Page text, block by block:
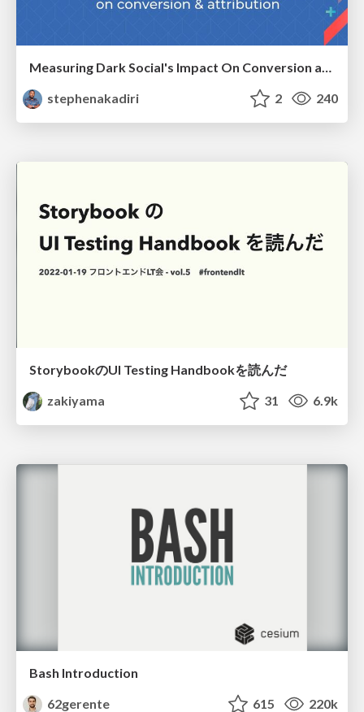
Measuring Dark Social's Impact On Conversion and Attribution
stephenakadiri
2 240
StorybookのUI Testing Handbookを読んだ
zakiyama
31 6.9k
Bash Introduction
62gerente
615 220k